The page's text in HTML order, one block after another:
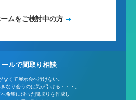
ムをご検討中の方
ールで間取り相談
なくて展示会へ行けない。
なり会うのは気が引ける・・・。
希望に沿った間取りを作成し